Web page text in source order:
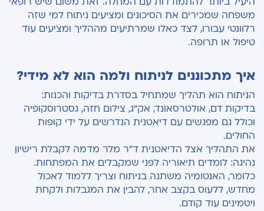
משפחה שמכירים את הסיכונים ומציעים ניתוח למי שזה
רלוונטי עבורו, לצד כאלו שמרתיעים מההליך ומציעים עוד
טיפול או תרופה.
איך מתכוננים לניתוח ולמה הוא לא מידי?
הניתוח הוא תהליך שמתחיל בסדרת בדיקות והכנות:
בדיקות דם, אולטרסאונד, אק״ג, צילום חזה, גסטרוסקופיה
וכולל גם מפגשים עם דיאטנית הנדרשים על ידי קופות
החולים.
את התהליך אצל הדיאטנית ד״ר מלר מדמה לקבלת רישיון
נהיגה: לומדים תיאוריה לפני שמקבלים את המפתחות.
כלומר, האנטומיה משתנה בניתוח וצריך ללמוד לאכול
מחדש, ללעוס בקצב אחר, להבין את המגבלות ולקחת
ויטמינים עוד קודם.